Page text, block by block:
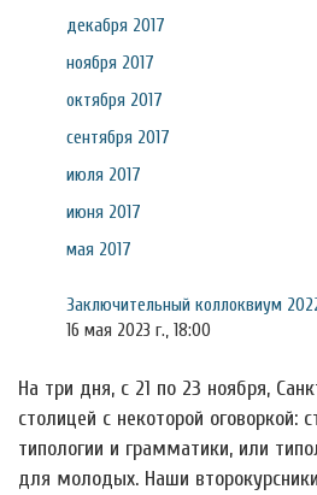
декабря 2017
ноября 2017
октября 2017
сентября 2017
июля 2017
июня 2017
мая 2017
Заключительный коллоквиум
16 мая 2023 г., 18:00
На три дня, с 21 по 23 ноября,
столицей с некоторой оговоркой:
типологии и грамматики, или
для молодых. Наши